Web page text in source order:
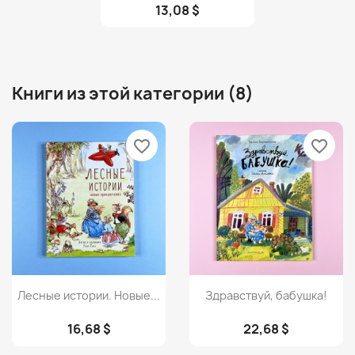
13,08 $
Книги из этой категории (8)
Просмотр
Лесные истории. Новые...
16,68 $
favorite_border
Просмотр
Здравствуй, бабушка!
22,68 $
favorite_border